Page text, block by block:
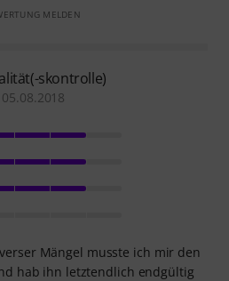
MELDEN
skontrolle)
Mängel musste ich mir den
hab ihn letztendlich endgültig